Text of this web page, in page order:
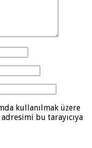
kullanılmak üzere
bu tarayıcıya